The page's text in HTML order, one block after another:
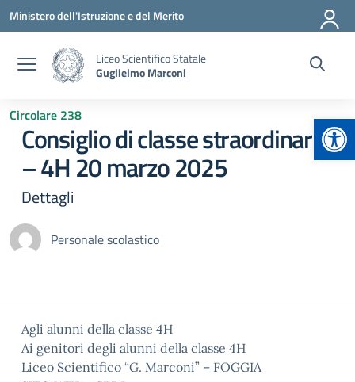
Vai ai contenuti
Vai al menu di navigazione
Vai al footer
Ministero dell'Istruzione e del Merito
Liceo Scientifico Statale
Guglielmo Marconi
Circolare 238
Consiglio di classe straordinario
– 4H 20 marzo 2025
Dettagli
Personale scolastico
Agli alunni della classe 4H
Ai genitori degli alunni della classe 4H
Liceo Scientifico “G. Marconi” – FOGGIA